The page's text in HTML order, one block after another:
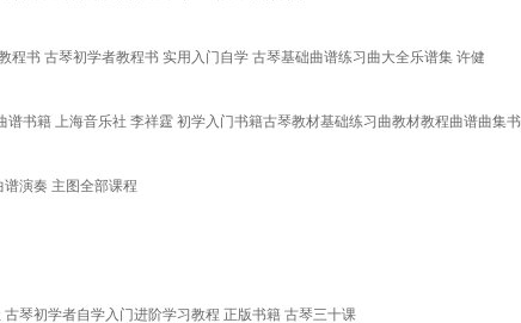
程书 古琴初学者教程书 实用入门自学 古琴基础曲谱练习曲大全乐谱集 许健
书籍 上海音乐社 李祥霆 初学入门书籍古琴教材基础练习曲教材教程曲谱曲集书
演奏 主图全部课程
琴初学者自学入门进阶学习教程 正版书籍 古琴三十课